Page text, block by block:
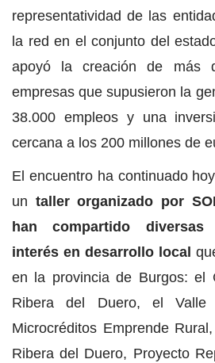
representatividad de las
la red en el conjunto del
apoyó la creación de más
empresas que supusieron la
38.000 empleos y una
cercana a los 200 millones de
El encuentro ha continuado
un taller organizado por
han compartido diversas
interés en desarrollo local
en la provincia de Burgos: el
Ribera del Duero, el Valle
Microcréditos Emprende
Ribera del Duero, Proyecto